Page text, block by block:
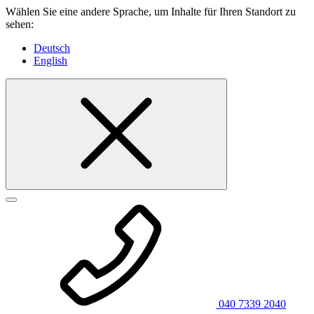
Wählen Sie eine andere Sprache, um Inhalte für Ihren Standort zu
sehen:
Deutsch
English
040 7339 2040